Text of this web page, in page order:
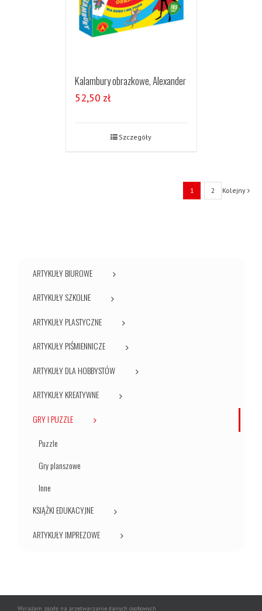
Kalambury obrazkowe, Alexander
52,50 zł
Szczegóły
1 2 Kolejny
ARTYKUŁY BIUROWE
ARTYKUŁY SZKOLNE
ARTYKUŁY PLASTYCZNE
ARTYKUŁY PIŚMIENNICZE
ARTYKUŁY DLA HOBBYSTÓW
ARTYKUŁY KREATYWNE
GRY I PUZZLE
Puzzle
Gry planszowe
Inne
KSIĄŻKI EDUKACYJNE
ARTYKUŁY IMPREZOWE
Wyrażam zgodę na przetwarzanie danych osobowych